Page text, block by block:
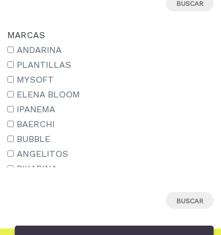
29
30
31
32
33
34
35
36
37
38
42
MARCAS
ANDARINA
PLANTILLAS
MYSOFT
ELENA BLOOM
IPANEMA
BAERCHI
BUBBLE
ANGELITOS
PIKARINA
KELARA